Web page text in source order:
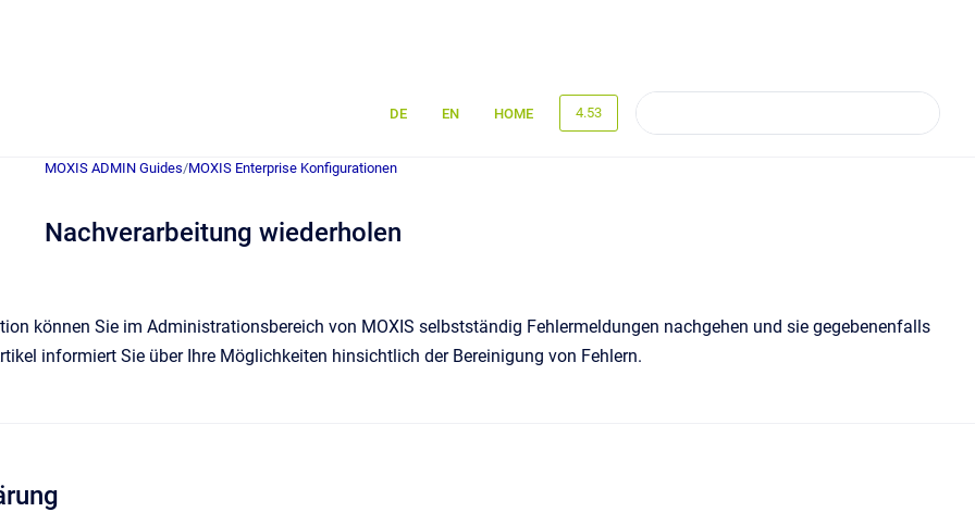
DE EN HOME 4.53
MOXIS ADMIN Guides/MOXIS Enterprise Konfigurationen
Nachverarbeitung wiederholen
können Sie im Administrationsbereich von MOXIS selbstständig Fehlermeldungen nachgehen und sie gegebenenfalls
informiert Sie über Ihre Möglichkeiten hinsichtlich der Bereinigung von Fehlern.